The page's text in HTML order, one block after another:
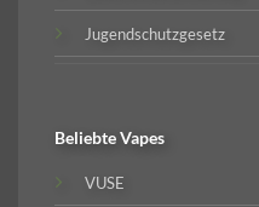
Jugendschutzgesetz
BeliebteVapes
VUSE